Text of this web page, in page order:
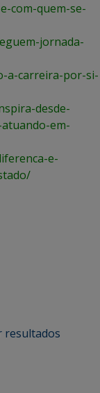
com-quem-se-
jornada-
a-carreira-por-si-
desde-
em-
e-
resultados